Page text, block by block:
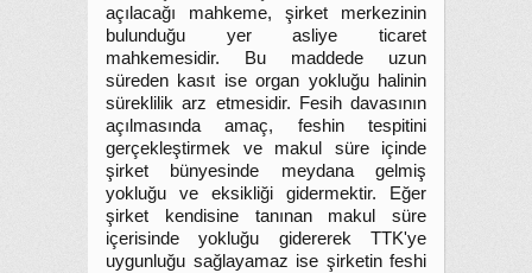
açılacağı mahkeme, şirket merkezinin
bulunduğu yer asliye ticaret
mahkemesidir. Bu maddede uzun
süreden kasıt ise organ yokluğu halinin
süreklilik arz etmesidir. Fesih davasının
açılmasında amaç, feshin tespitini
gerçekleştirmek ve makul süre içinde
şirket bünyesinde meydana gelmiş
yokluğu ve eksikliği gidermektir. Eğer
şirket kendisine tanınan makul süre
içerisinde yokluğu gidererek TTK'ye
uygunluğu sağlayamaz ise şirketin feshi